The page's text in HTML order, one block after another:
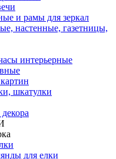
и рамы для зеркал
настенные, газетницы,
интерьерные
шкатулки
для елки